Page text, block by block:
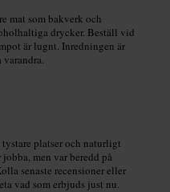
mat som bakverk och
drycker. Beställ vid
är lugnt. Inredningen är
platser och naturligt
men var beredd på
senaste recensioner eller
vad som erbjuds just nu.